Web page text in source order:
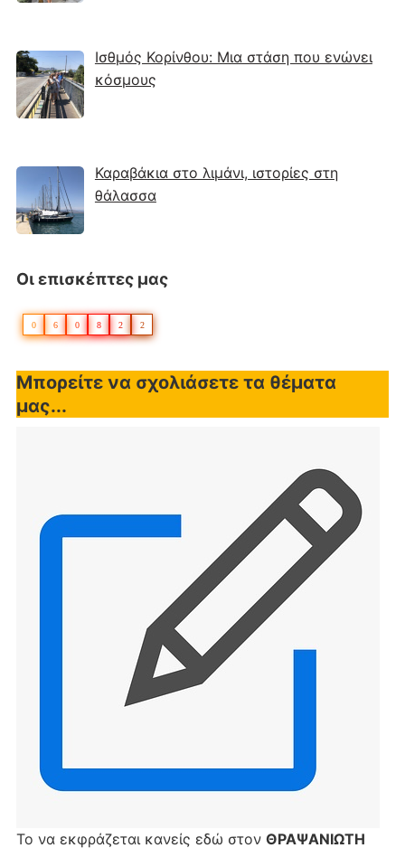
Ισθμός Κορίνθου: Μια στάση που ενώνει
κόσμους
Καραβάκια στο λιμάνι, ιστορίες στη
θάλασσα
Οι επισκέπτες μας
0 6 0 8 2 2
Μπορείτε να σχολιάσετε τα θέματα
μας...
Το να εκφράζεται κανείς εδώ στον ΘΡΑΨΑΝΙΩΤΗ